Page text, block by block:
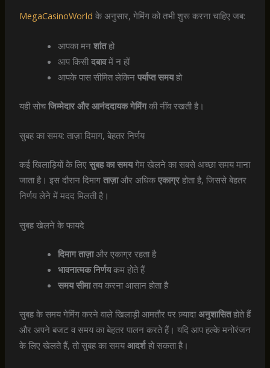
MegaCasinoWorld के अनुसार, गेमिंग को तभी शुरू करना चाहिए जब:
आपका मन शांतहो
आप किसीदबावमें न हों
आपके पास सीमित लेकिन पर्याप्त समयहो
यही सोचजिम्मेदार और आनंददायक गेमिंगकी नींव रखती है।
सुबह का समय: ताज़ा दिमाग, बेहतर निर्णय
कई खिलाड़ियों के लिए सुबह का समयगेम खेलने का सबसे अच्छा समय माना
जाता है। इस दौरान दिमाग ताज़ाऔर अधिकएकाग्रहोता है, जिससे बेहतर
निर्णय लेने में मदद मिलती है।
सुबह खेलने के फायदे
दिमाग ताज़ाऔर एकाग्र रहता है
भावनात्मक निर्णयकम होते हैं
समय सीमातय करना आसान होता है
सुबह के समय गेमिंग करने वाले खिलाड़ी आमतौर पर ज़्यादाअनुशासितहोते हैं
और अपने बजट व समय का बेहतर पालन करते हैं। यदि आप हल्के मनोरंजन
के लिए खेलते हैं, तो सुबह का समयआदर्शहो सकता है।